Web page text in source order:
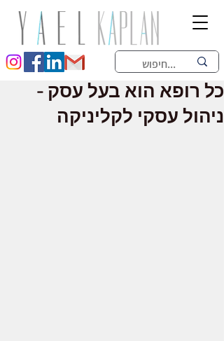
כל רופא הוא בעל עסק -
ניהול עסקי לקליניקה